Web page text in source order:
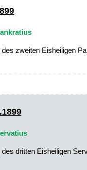
zweiten Eisheiligen
dritten Eisheiligen